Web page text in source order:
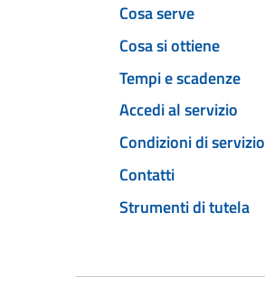
Cosa serve
Cosa si ottiene
Tempi e scadenze
Accedi al servizio
Condizioni di servizio
Contatti
Strumenti di tutela